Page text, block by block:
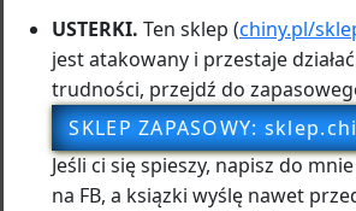
USTERKI. Ten sklep (chiny.pl/
jest atakowany i przestaje
trudności, przejdź do
SKLEP ZAPASOWY:
Jeśli ci się spieszy, napisz do
na FB, a ksiązki wyślę nawet